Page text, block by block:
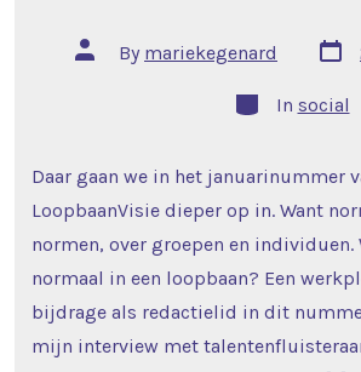
Post
author
By mariekegenard
Post
date
Categories
In social
Daar gaan we in het januarinummer
LoopbaanVisie dieper op in. Want
normen, over groepen en individuen.
normaal in een loopbaan? Een
bijdrage als redactielid in dit
mijn interview met